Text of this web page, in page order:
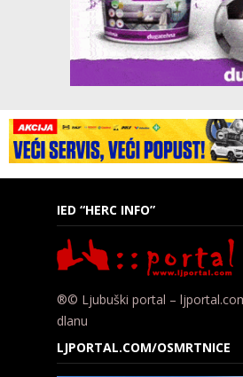
IED “HERC INFO”
®© Ljubuški portal –
dlanu
LJPORTAL.COM/OSMRTNICE